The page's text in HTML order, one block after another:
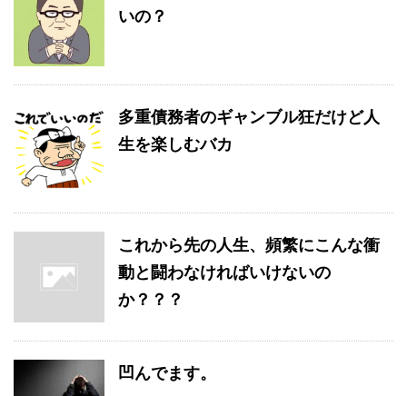
いの？
多重債務者のギャンブル狂だけど人
生を楽しむバカ
これから先の人生、頻繁にこんな衝
動と闘わなければいけないの
か？？？
凹んでます。